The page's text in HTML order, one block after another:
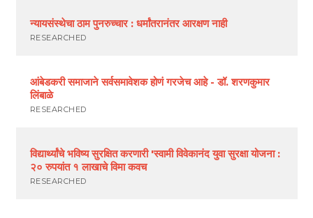
न्यायसंस्थेचा ठाम पुनरुच्चार : धर्मांतरानंतर आरक्षण नाही
RESEARCHED
आंबेडकरी समाजाने सर्वसमावेशक होणं गरजेच आहे - डॉ. शरणकुमार
लिंबाळे
RESEARCHED
विद्यार्थ्यांचे भविष्य सुरक्षित करणारी 'स्वामी विवेकानंद युवा सुरक्षा योजना :
२० रुपयांत १ लाखाचे विमा कवच
RESEARCHED